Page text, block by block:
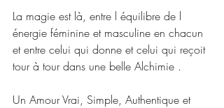
La magie est là, entre l équilibre de l
énergie féminine et masculine en chacun
et entre celui qui donne et celui qui reçoit
tour à tour dans une belle Alchimie .
Un Amour Vrai, Simple, Authentique et